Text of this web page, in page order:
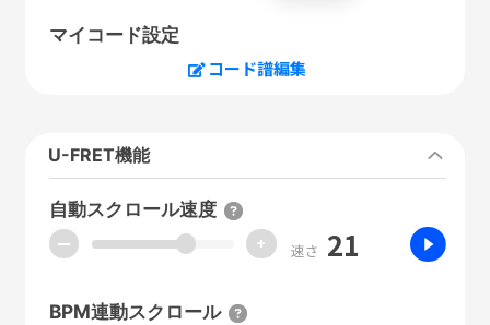
マイコード設定
コード譜編集
U-FRET機能
自動スクロール速度
ー + 速さ 21
BPM連動スクロール